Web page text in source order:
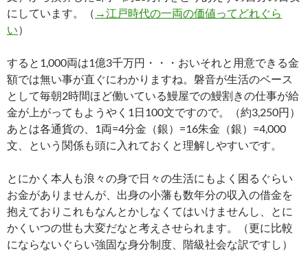
にしています。（ →江戸時代の一両の価値ってどれぐら
い）
すると1,000両は1億3千万円・・・おいそれと用意できる金
額では無い事が直ぐにわかりますね。磐音が生活のベース
として毎朝2時間ほど働いている鰻屋での鰻割きの仕事が給
金が上がってもようやく1日100文ですので。（約3,250円）
あとは各通貨の、1両=4分金（銀）=16朱金（銀）=4,000
文、という関係も頭に入れておくと理解しやすいです。
とにかく本人も浪々の身で日々の生活にもよく困るぐらい
お金がありませんが、出身の小藩も数年分の収入の借金を
抱えておりこれもなんとかしなくてはいけませんし、とに
かくいつの世も大変だなと考えさせられます。（更に比較
にならないぐらい強固な身分制度、階級社会な訳ですし）